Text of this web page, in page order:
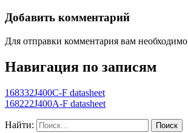
Добавить комментарий
Для отправки комментария вам необходимо
Навигация по записям
168332J400C-F datasheet
168222J400A-F datasheet
Найти: